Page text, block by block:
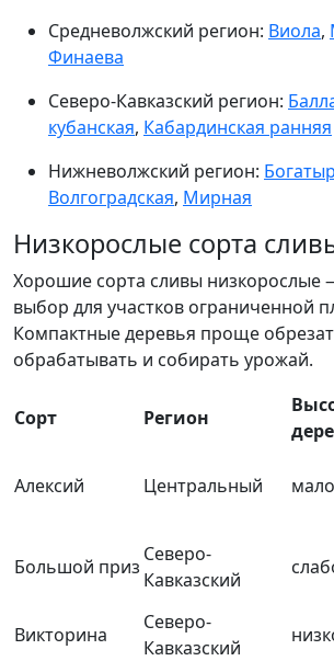
Средневолжский регион: Виола,
Финаева
Северо-Кавказский регион:
кубанская, Кабардинская ранняя
Нижневолжский регион:
Волгоградская, Мирная
Низкорослые сорта
Хорошие сорта сливы низкорослые
выбор для участков ограниченной
Компактные деревья проще
обрабатывать и собирать урожай.
Сорт Регион
Алексий Центральный
Большой приз
Северо-
Кавказский
Викторина
Северо-
Кавказский